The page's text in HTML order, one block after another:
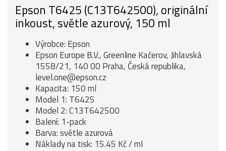
Epson T6425 (C13T642500), originální
inkoust, světle azurový, 150 ml
Výrobce: Epson
Epson Europe B.V., Greenline Kačerov, Jihlavská
1558/21, 140 00 Praha, Česká republika,
level.one@epson.cz
Kapacita: 150 ml
Model 1: T6425
Model 2: C13T642500
Balení: 1-pack
Barva: světle azurová
Náklady na tisk: 15.45 Kč / ml